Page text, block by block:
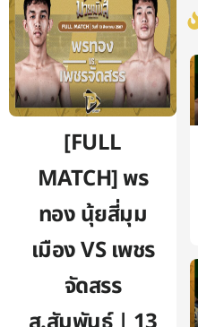
[FULL
MATCH] พร
ทอง นุ้ยสี่มุม
เมือง VS เพชร
จัดสรร